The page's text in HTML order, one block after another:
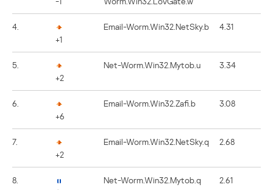
4.
+1
Email-Worm.Win32.NetSky.b 4.31
5.
+2
Net-Worm.Win32.Mytob.u 3.34
6.
+6
Email-Worm.Win32.Zafi.b 3.08
7.
+2
Email-Worm.Win32.NetSky.q 2.68
8.
Net-Worm.Win32.Mytob.q 2.61